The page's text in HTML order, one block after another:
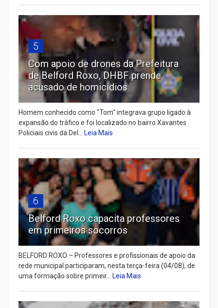
5
Com apoio de drones da Prefeitura
de Belford Roxo, DHBF prende
acusado de homicídios
Homem conhecido como "Tom" integrava grupo ligado à
expansão do tráfico e foi localizado no bairro Xavantes
Policiais civis da Del...
Leia Mais
6
Belford Roxo capacita professores
em primeiros socorros
BELFORD ROXO – Professores e profissionais de apoio da
rede municipal participaram, nesta terça-feira (04/08), de
uma formação sobre primeir...
Leia Mais